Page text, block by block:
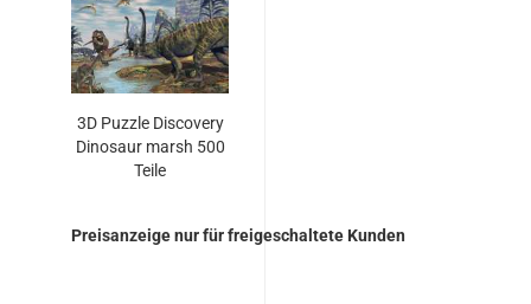
3D Puzzle Discovery
Dinosaur marsh 500
Teile
Preisanzeige nur für freigeschaltete Kunden